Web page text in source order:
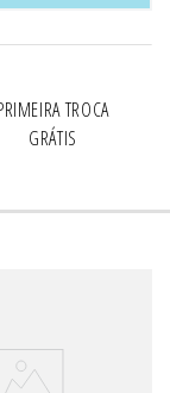
TROCA
GRÁTIS